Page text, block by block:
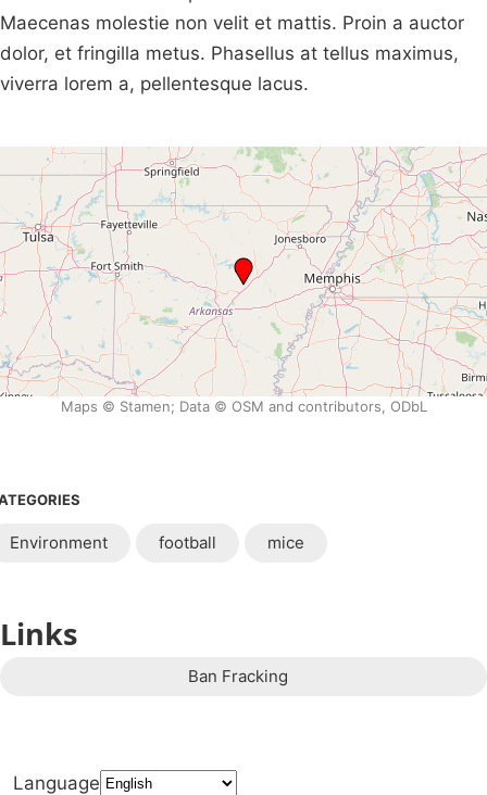
Maecenas molestie non velit et mattis. Proin a auctor
dolor, et fringilla metus. Phasellus at tellus maximus,
viverra lorem a, pellentesque lacus.
Maps © Stamen; Data © OSM and contributors, ODbL
Environment football mice
Links
Ban Fracking
Language